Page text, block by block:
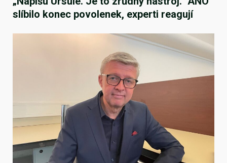
slíbilo konec povolenek, experti reagují